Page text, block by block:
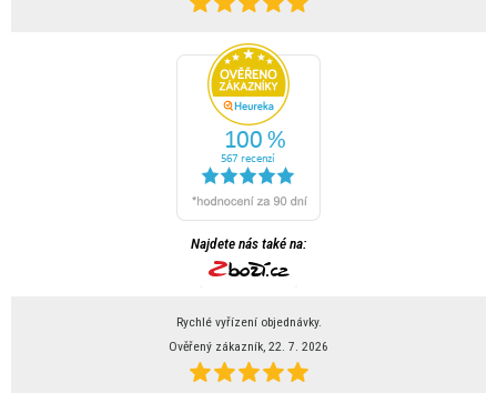
Najdete nás také na:
Rychlé vyřízení objednávky.
Ověřený zákazník, 22. 7. 2026